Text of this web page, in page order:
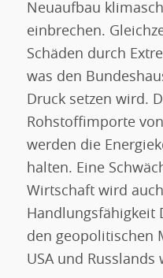
Neuaufbau
einbrechen.
Schäden durch
was den
Druck setzen wird.
Rohstoffimporte
werden die
halten. Eine
Wirtschaft wird
Handlungsfähigkeit
den geopolitischen
USA und Russlands